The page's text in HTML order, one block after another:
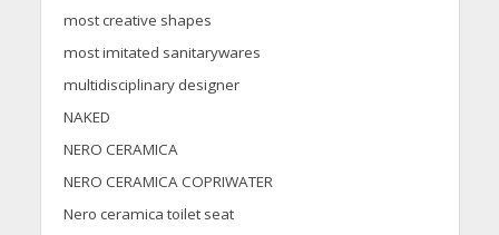
most creative shapes
most imitated sanitarywares
multidisciplinary designer
NAKED
NERO CERAMICA
NERO CERAMICA COPRIWATER
Nero ceramica toilet seat